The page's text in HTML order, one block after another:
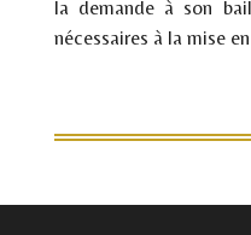
la demande à son
nécessaires à la mise